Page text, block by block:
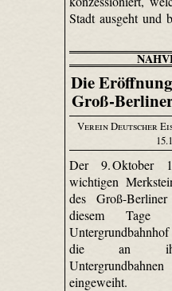
Stadt ausgeht und
Die
Groß-
Verein Deutscher
Der 9. Oktober
wichtigen
des Groß-
diesem Tage
die an ihn
eingeweiht.